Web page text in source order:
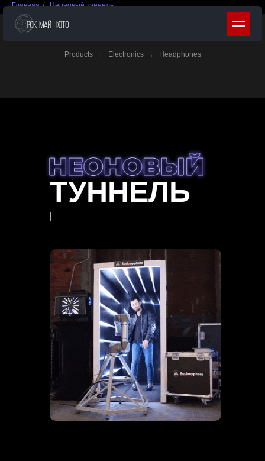
Главная / Неоновый туннель
Products → Electronics → Headphones
ТУННЕЛЬ
|